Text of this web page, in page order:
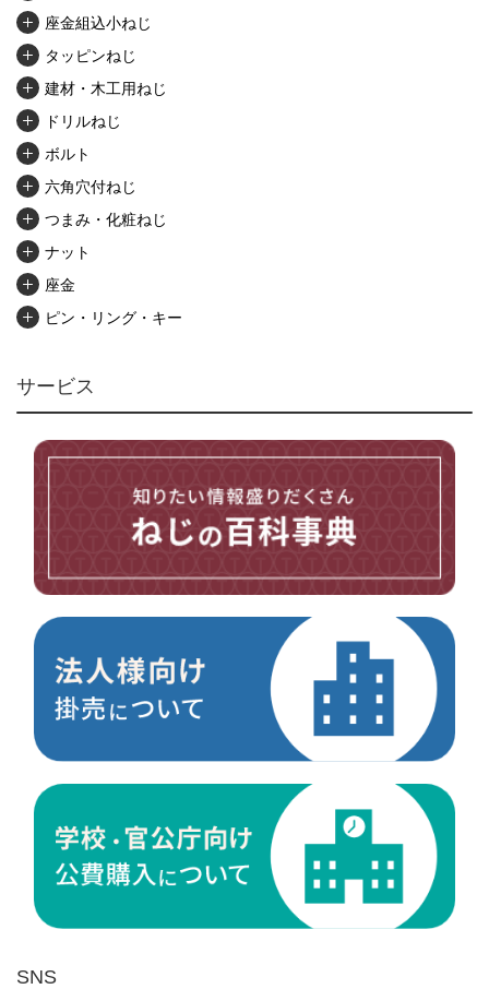
座金組込小ねじ
タッピンねじ
建材・木工用ねじ
ドリルねじ
ボルト
六角穴付ねじ
つまみ・化粧ねじ
ナット
座金
ピン・リング・キー
アンカー・プラグ
ユニファイねじ
その他ねじ
電材・設備
切削工具
ケミカル製品
荷役伝導
環境安全用品
サービス
SNS